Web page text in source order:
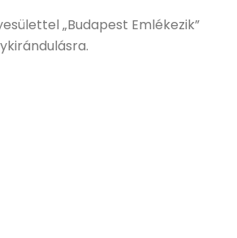
„Budapest Emlékezik”